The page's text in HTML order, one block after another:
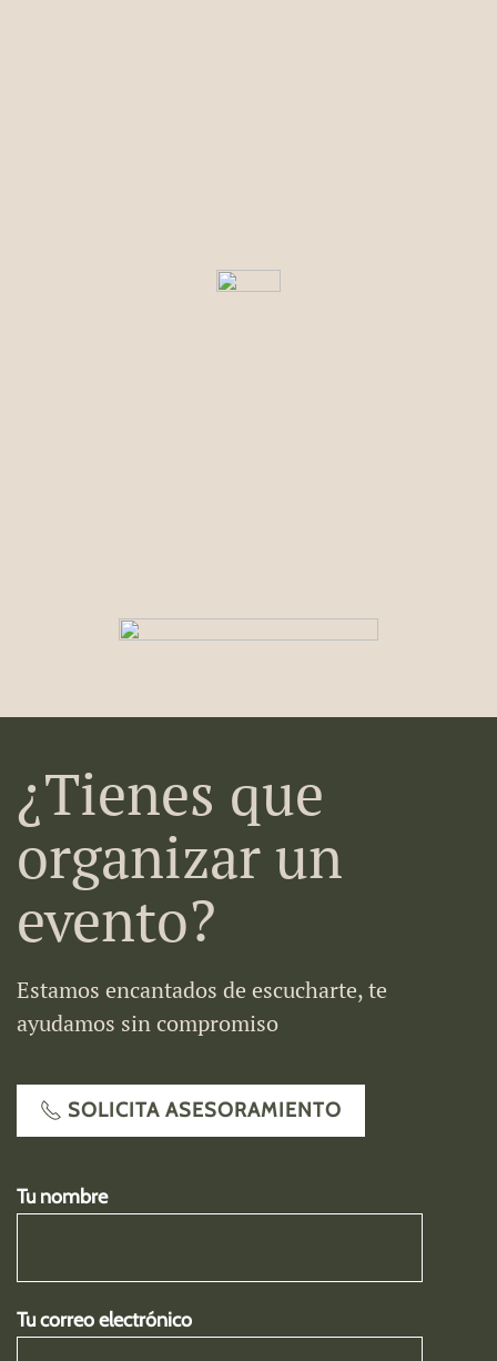
¿Tienes que
organizar un
evento?
Estamos encantados de escucharte, te
ayudamos sin compromiso
SOLICITA ASESORAMIENTO
Tu nombre
Tu correo electrónico